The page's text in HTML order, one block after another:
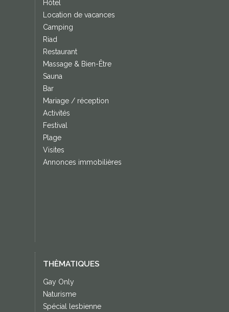
Hôtel
Location de vacances
Camping
Riad
Restaurant
Massage & Bien-Être
Sauna
Bar
Mariage / réception
Activités
Festival
Plage
Visites
Annonces immobilières
THÈMATIQUES
Gay Only
Naturisme
Spécial lesbienne